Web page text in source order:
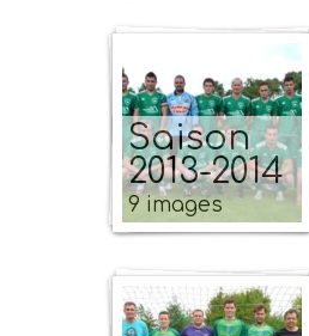
Saison
2013-2014
9 images